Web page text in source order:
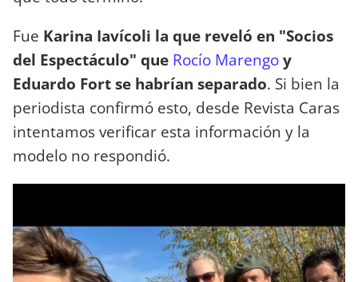
Fue Karina Iavícoli la que reveló en "Socios
del Espectáculo" que Rocío Marengoy
Eduardo Fort se habrían separado. Si bien la
periodista confirmó esto, desde Revista Caras
intentamos verificar esta información y la
modelo no respondió.